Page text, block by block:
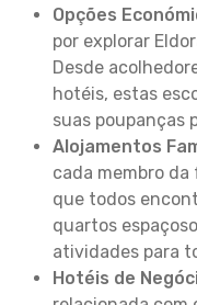
Opções
por explorar
Desde
hotéis, estas
suas poupanças
Alojamentos
cada membro
que todos
quartos
atividades para
Hotéis de